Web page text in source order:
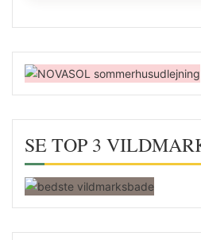
SE TOP 3